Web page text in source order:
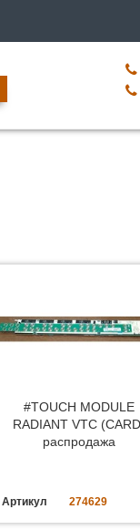
#TOUCH MODULE
RADIANT VTC
распродажа
Артикул 274629